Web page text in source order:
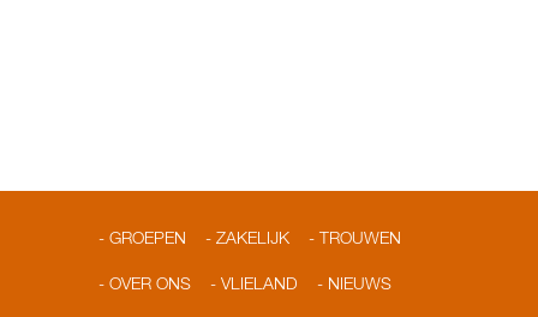
GROEPEN ZAKELIJK TROUWEN
OVER ONS VLIELAND NIEUWS